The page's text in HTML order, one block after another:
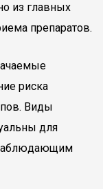
из главных
препаратов.
риска
Виды
для
наблюдающим